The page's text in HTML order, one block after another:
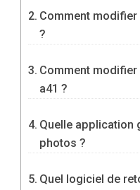
Comment
?
Comment
a41 ?
Quelle application
photos ?
Quel logiciel de